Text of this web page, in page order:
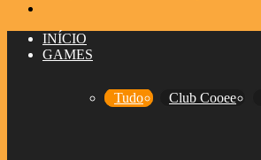
INÍCIO
GAMES
Tudo Club Cooee